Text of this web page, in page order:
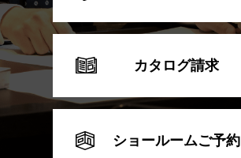
カタログ請求
ショールームご予約